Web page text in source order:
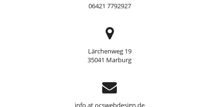
06421 7792927
Adresse
Lärchenweg 19
35041 Marburg
Support
info at ocswebdesign.de